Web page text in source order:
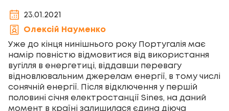
23.01.2021
Олексій Науменко
Уже до кінця нинішнього року Португалія має
намір повністю відмовитися від використання
вугілля в енергетиці, віддавши перевагу
відновлювальним джерелам енергії, в тому числі
сонячній енергії. Після відключення у першій
половині січня електростанції Sines, на даний
момент в країні залишилася єдина діюча